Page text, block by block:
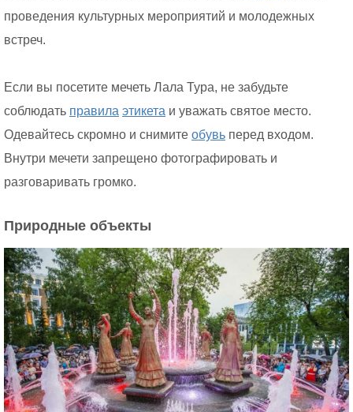
проведения культурных мероприятий и молодежных
встреч.
Если вы посетите мечеть Лала Тура, не забудьте
соблюдать правила этикета и уважать святое место.
Одевайтесь скромно и снимите обувь перед входом.
Внутри мечети запрещено фотографировать и
разговаривать громко.
Природные объекты